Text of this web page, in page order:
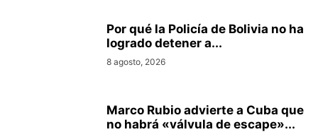
Por qué la Policía de Bolivia no ha
logrado detener a...
8 agosto, 2026
Marco Rubio advierte a Cuba que
no habrá «válvula de escape»...